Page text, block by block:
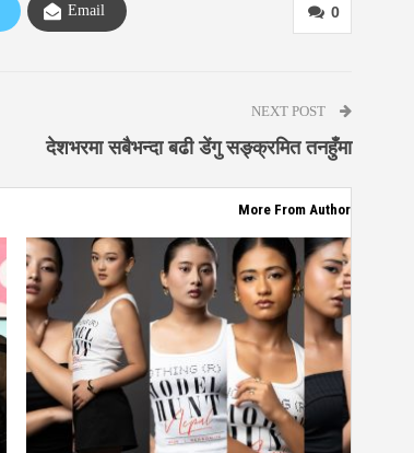
0
Email
NEXT POST
देशभरमा सबैभन्दा बढी डेंगु सङ्क्रमित तनहुँमा
More From Author